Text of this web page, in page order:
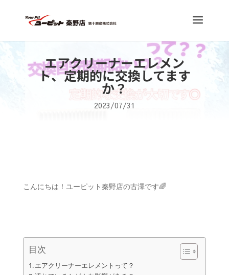
エアクリーナーエレメン
ト、定期的に交換してます
か？
2023/07/31
こんにちは！ユーピット秦野店の古澤です🌈
目次
エアクリーナーエレメントって？